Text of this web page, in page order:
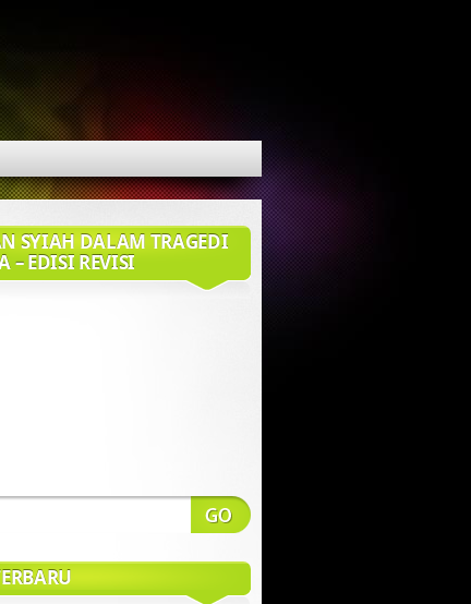
SYIAH DALAM TRAGEDI
– EDISI REVISI